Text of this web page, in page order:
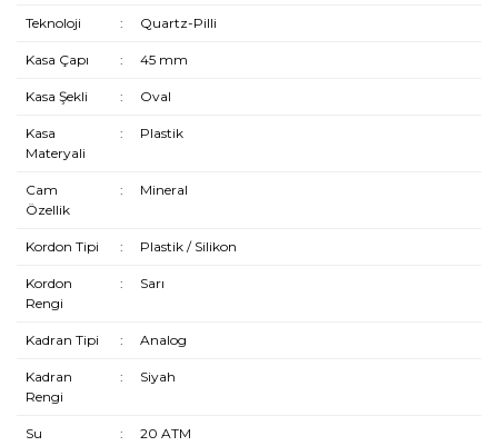
Teknoloji : Quartz-Pilli
Kasa Çapı : 45 mm
Kasa Şekli : Oval
Kasa
Materyali
: Plastik
Cam
Özellik
: Mineral
Kordon Tipi : Plastik / Silikon
Kordon
Rengi
: Sarı
Kadran Tipi : Analog
Kadran
Rengi
: Siyah
Su
: 20 ATM